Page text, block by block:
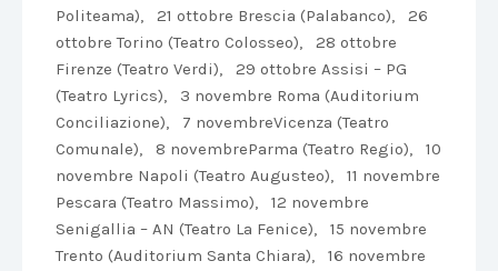
Politeama), 21 ottobre Brescia (Palabanco), 26
ottobre Torino (Teatro Colosseo), 28 ottobre
Firenze (Teatro Verdi), 29 ottobre Assisi – PG
(Teatro Lyrics), 3 novembre Roma (Auditorium
Conciliazione), 7 novembreVicenza (Teatro
Comunale), 8 novembreParma (Teatro Regio), 10
novembre Napoli (Teatro Augusteo), 11 novembre
Pescara (Teatro Massimo), 12 novembre
Senigallia – AN (Teatro La Fenice), 15 novembre
Trento (Auditorium Santa Chiara), 16 novembre